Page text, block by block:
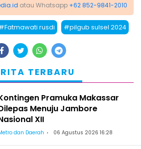
atau Whatsapp +62 852-9841-2010
rusdi #pilgub sulsel 2024
TERBARU
Pramuka Makassar
Menuju Jambore
XII
dan Daerah 06 Agustus 2026 16:28